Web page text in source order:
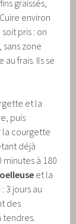
graissés,
environ
pris : on
, sans zone
frais. Ils se
et la
puis
la courgette
déjà
à 180
et la
3 jours au
des